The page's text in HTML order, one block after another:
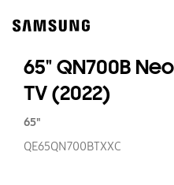
content
65" QN700B
TV (2022)
65"
QE65QN700BTXXC